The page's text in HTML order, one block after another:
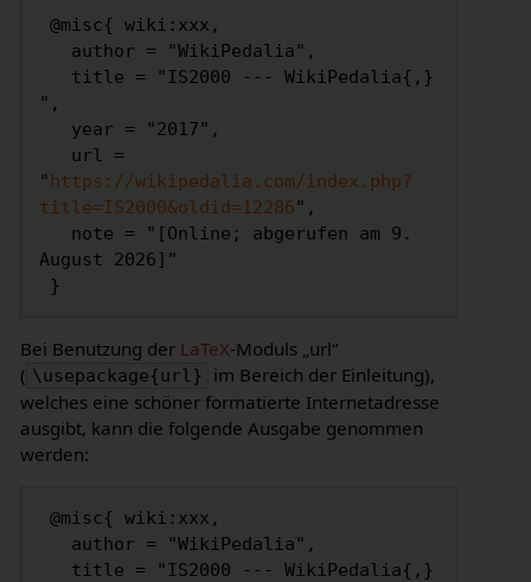
@misc{ wiki:xxx,
",
"https://wikipedalia.com/index.php?
title=IS2000&oldid=12286",
August 2026]"
Bei Benutzung der LaTeX-Moduls „url“
( \usepackage{url}
im Bereich der Einleitung),
welches eine schöner formatierte Internetadresse
ausgibt, kann die folgende Ausgabe genommen
werden:
@misc{ wiki:xxx,